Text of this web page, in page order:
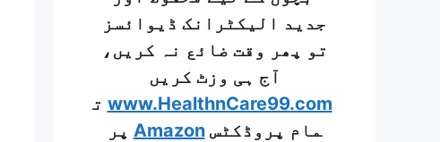
جدید الیکٹرانک ڈیوائسز
تو پھر وقت ضائع نہ کریں،
آج ہی وزٹ کریں
www.HealthnCare99.com ت
مام پروڈکٹسAmazon پر